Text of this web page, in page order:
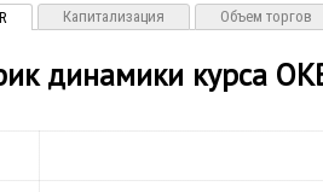
Капитализация Объем торгов
динамики курса